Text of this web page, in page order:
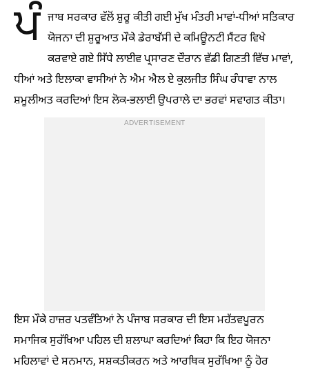
ਪੰ ਜਾਬ ਸਰਕਾਰ ਵੱਲੋਂ ਸ਼ੁਰੂ ਕੀਤੀ ਗਈ ਮੁੱਖ ਮੰਤਰੀ ਮਾਵਾਂ-ਧੀਆਂ ਸਤਿਕਾਰ
ਯੋਜਨਾ ਦੀ ਸ਼ੁਰੂਆਤ ਮੌਕੇ ਡੇਰਾਬੱਸੀ ਦੇ ਕਮਿਊਨਟੀ ਸੈਂਟਰ ਵਿਖੇ
ਕਰਵਾਏ ਗਏ ਸਿੱਧੇ ਲਾਈਵ ਪ੍ਰਸਾਰਣ ਦੌਰਾਨ ਵੱਡੀ ਗਿਣਤੀ ਵਿੱਚ ਮਾਵਾਂ,
ਧੀਆਂ ਅਤੇ ਇਲਾਕਾ ਵਾਸੀਆਂ ਨੇ ਐਮ ਐਲ ਏ ਕੁਲਜੀਤ ਸਿੰਘ ਰੰਧਾਵਾ ਨਾਲ
ਸ਼ਮੂਲੀਅਤ ਕਰਦਿਆਂ ਇਸ ਲੋਕ-ਭਲਾਈ ਉਪਰਾਲੇ ਦਾ ਭਰਵਾਂ ਸਵਾਗਤ ਕੀਤਾ।
ADVERTISEMENT
ਇਸ ਮੌਕੇ ਹਾਜ਼ਰ ਪਤਵੰਤਿਆਂ ਨੇ ਪੰਜਾਬ ਸਰਕਾਰ ਦੀ ਇਸ ਮਹੱਤਵਪੂਰਨ
ਸਮਾਜਿਕ ਸੁਰੱਖਿਆ ਪਹਿਲ ਦੀ ਸ਼ਲਾਘਾ ਕਰਦਿਆਂ ਕਿਹਾ ਕਿ ਇਹ ਯੋਜਨਾ
ਮਹਿਲਾਵਾਂ ਦੇ ਸਨਮਾਨ, ਸਸ਼ਕਤੀਕਰਨ ਅਤੇ ਆਰਥਿਕ ਸੁਰੱਖਿਆ ਨੂੰ ਹੋਰ